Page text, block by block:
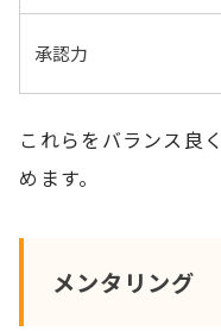
承認力
これらをバランス良
めます。
メンタリング